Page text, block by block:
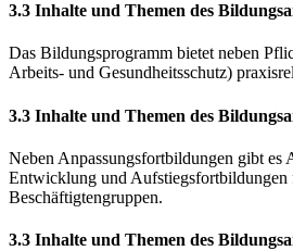
3.3 Inhalte und Themen des
Das Bildungsprogramm bietet neben
Arbeits- und Gesundheitsschutz)
3.3 Inhalte und Themen des
Neben Anpassungsfortbildungen gibt es
Entwicklung und Aufstiegsfortbildungen
Beschäftigtengruppen.
3.3 Inhalte und Themen des